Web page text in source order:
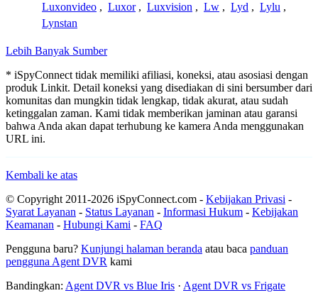
Luxonvideo , Luxor , Luxvision , Lw , Lyd , Lylu ,
Lynstan
Lebih Banyak Sumber
* iSpyConnect tidak memiliki afiliasi, koneksi, atau asosiasi dengan
produk Linkit. Detail koneksi yang disediakan di sini bersumber dari
komunitas dan mungkin tidak lengkap, tidak akurat, atau sudah
ketinggalan zaman. Kami tidak memberikan jaminan atau garansi
bahwa Anda akan dapat terhubung ke kamera Anda menggunakan
URL ini.
Kembali ke atas
© Copyright 2011-2026 iSpyConnect.com - Kebijakan Privasi -
Syarat Layanan - Status Layanan - Informasi Hukum - Kebijakan
Keamanan - Hubungi Kami - FAQ
Pengguna baru? Kunjungi halaman beranda atau baca panduan
pengguna Agent DVR kami
Bandingkan: Agent DVR vs Blue Iris · Agent DVR vs Frigate